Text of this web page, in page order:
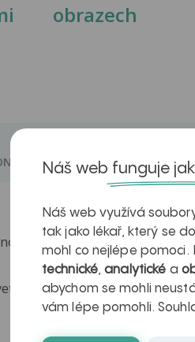
obrazech
jsem přestala kojit svou
mam problemy s
Náš web funguje
Náš web využívá
tak jako lékař, který se
mohl co nejlépe
technické,analytické a
abychom se mohli
vám lépe pomohli.